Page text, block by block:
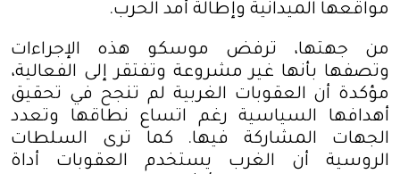
مواقعها الميدانية وإطالة أمد الحرب.
من جهتها، ترفض موسكو هذه الإجراءات
وتصفها بأنها غير مشروعة وتفتقر إلى الفعالية،
مؤكدة أن العقوبات الغربية لم تنجح في تحقيق
أهدافها السياسية رغم اتساع نطاقها وتعدد
الجهات المشاركة فيها. كما ترى السلطات
الروسية أن الغرب يستخدم العقوبات أداة